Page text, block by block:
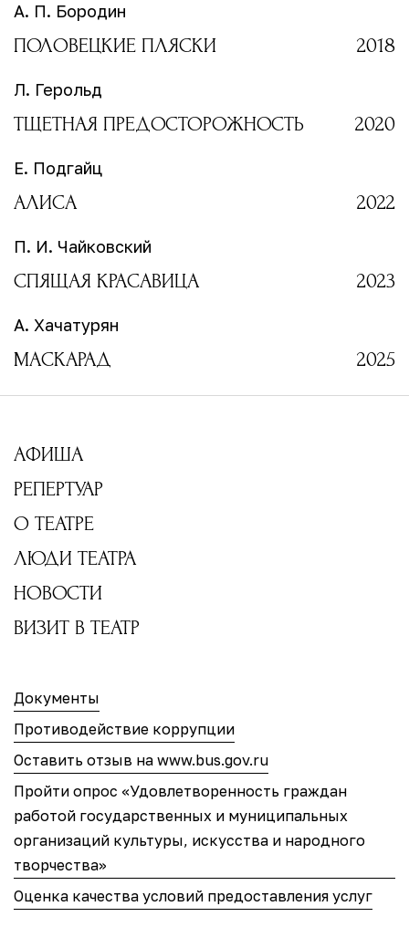
А. П. Бородин
ПОЛОВЕЦКИЕ ПЛЯСКИ 2018
Л. Герольд
ТЩЕТНАЯ ПРЕДОСТОРОЖНОСТЬ 2020
Е. Подгайц
АЛИСА 2022
П. И. Чайковский
СПЯЩАЯ КРАСАВИЦА 2023
А. Хачатурян
МАСКАРАД 2025
АФИША
РЕПЕРТУАР
О ТЕАТРЕ
ЛЮДИ ТЕАТРА
НОВОСТИ
ВИЗИТ В ТЕАТР
Документы
Противодействие коррупции
Оставить отзыв на www.bus.gov.ru
Пройти опрос «Удовлетворенность граждан
работой государственных и муниципальных
организаций культуры, искусства и народного
творчества»
Оценка качества условий предоставления услуг